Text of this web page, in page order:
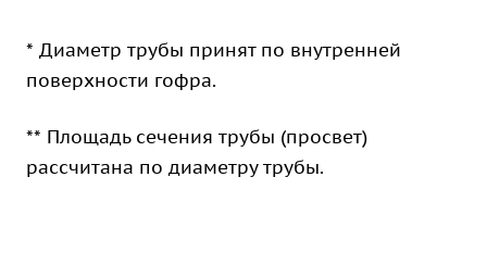
* Диаметр трубы принят по внутренней
поверхности гофра.
** Площадь сечения трубы (просвет)
рассчитана по диаметру трубы.